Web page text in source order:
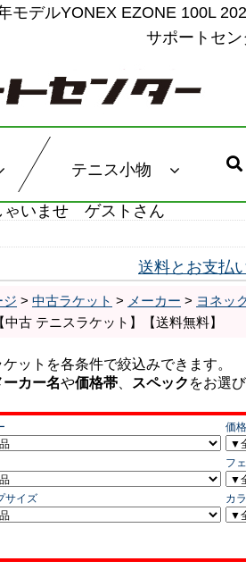
モデルYONEX EZONE 100L
サポートセン
テニス小物
ゃいませ ゲストさん
送料とお支払
ジ > 中古ラケット > メーカー > ヨネッ
中古 テニスラケット】【送料無料】